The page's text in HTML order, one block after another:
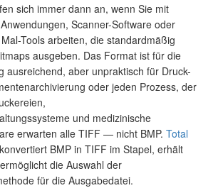
sich immer dann an, wenn Sie mit
Scanner-Software oder
Tools arbeiten, die standardmäßig
ausgeben. Das Format ist für die
ausreichend, aber unpraktisch für Druck-
oder jeden Prozess, der
und medizinische
erwarten alle TIFF — nicht BMP. Total
konvertiert BMP in TIFF im Stapel, erhält
die Auswahl der
für die Ausgabedatei.